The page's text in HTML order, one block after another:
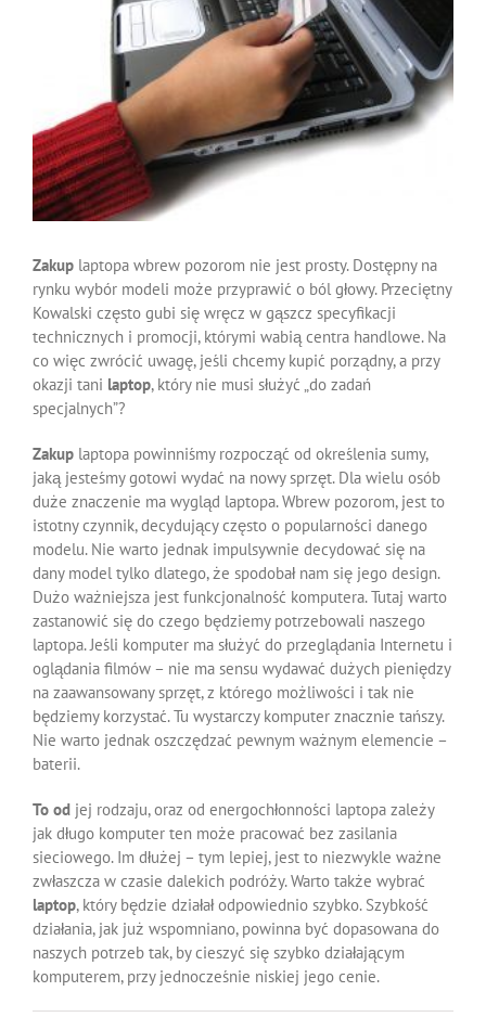
Zakup laptopa wbrew pozorom nie jest prosty. Dostępny na
rynku wybór modeli może przyprawić o ból głowy. Przeciętny
Kowalski często gubi się wręcz w gąszcz specyfikacji
technicznych i promocji, którymi wabią centra handlowe. Na
co więc zwrócić uwagę, jeśli chcemy kupić porządny, a przy
okazji tani laptop, który nie musi służyć „do zadań
specjalnych”?
Zakup laptopa powinniśmy rozpocząć od określenia sumy,
jaką jesteśmy gotowi wydać na nowy sprzęt. Dla wielu osób
duże znaczenie ma wygląd laptopa. Wbrew pozorom, jest to
istotny czynnik, decydujący często o popularności danego
modelu. Nie warto jednak impulsywnie decydować się na
dany model tylko dlatego, że spodobał nam się jego design.
Dużo ważniejsza jest funkcjonalność komputera. Tutaj warto
zastanowić się do czego będziemy potrzebowali naszego
laptopa. Jeśli komputer ma służyć do przeglądania Internetu i
oglądania filmów – nie ma sensu wydawać dużych pieniędzy
na zaawansowany sprzęt, z którego możliwości i tak nie
będziemy korzystać. Tu wystarczy komputer znacznie tańszy.
Nie warto jednak oszczędzać pewnym ważnym elemencie –
baterii.
To od jej rodzaju, oraz od energochłonności laptopa zależy
jak długo komputer ten może pracować bez zasilania
sieciowego. Im dłużej – tym lepiej, jest to niezwykle ważne
zwłaszcza w czasie dalekich podróży. Warto także wybrać
laptop, który będzie działał odpowiednio szybko. Szybkość
działania, jak już wspomniano, powinna być dopasowana do
naszych potrzeb tak, by cieszyć się szybko działającym
komputerem, przy jednocześnie niskiej jego cenie.